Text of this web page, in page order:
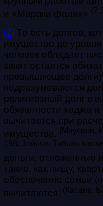
и «Мараки фалях»
[7] То есть долгов,
имущество до
человек обладает
закят остается
превышающее
подразумеваются
религиозный долг в
обязанности хаджа и
вычитается при
имущества. (Маусили.
198; Зейляи. Табьин
деньги, отложенные
такие, как пищу,
обеспечение семьи
вычитаются. (Касани.